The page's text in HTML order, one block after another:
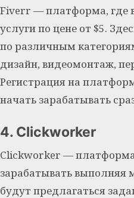
Fiverr — платформа, где
услуги по цене от $5.
по различным
дизайн, видеомонтаж,
Регистрация на
начать зарабатывать
4. Clickworker
Clickworker —
зарабатывать выполняя
будут предлагаться